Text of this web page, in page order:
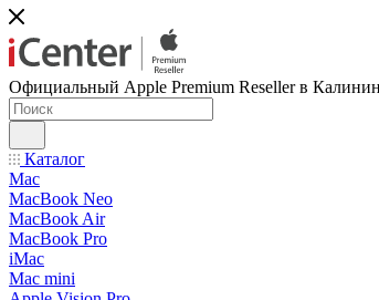
Официальный Apple Premium Reseller в
Каталог
Mac
MacBook Neo
MacBook Air
MacBook Pro
iMac
Mac mini